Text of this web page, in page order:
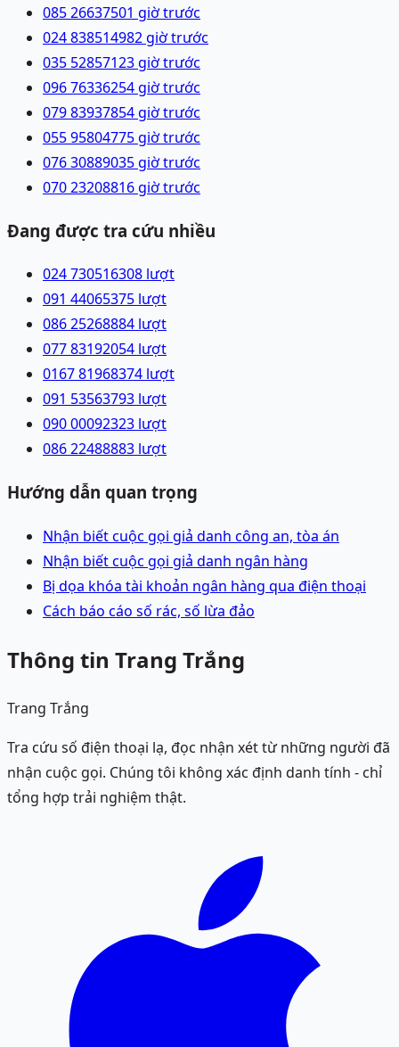
085 26637501 giờ trước
024 838514982 giờ trước
035 52857123 giờ trước
096 76336254 giờ trước
079 83937854 giờ trước
055 95804775 giờ trước
076 30889035 giờ trước
070 23208816 giờ trước
Đang được tra cứu nhiều
024 730516308 lượt
091 44065375 lượt
086 25268884 lượt
077 83192054 lượt
0167 81968374 lượt
091 53563793 lượt
090 00092323 lượt
086 22488883 lượt
Hướng dẫn quan trọng
Nhận biết cuộc gọi giả danh công an, tòa án
Nhận biết cuộc gọi giả danh ngân hàng
Bị dọa khóa tài khoản ngân hàng qua điện thoại
Cách báo cáo số rác, số lừa đảo
Thông tin Trang Trắng
Trang Trắng
Tra cứu số điện thoại lạ, đọc nhận xét từ những người đã
nhận cuộc gọi. Chúng tôi không xác định danh tính - chỉ
tổng hợp trải nghiệm thật.